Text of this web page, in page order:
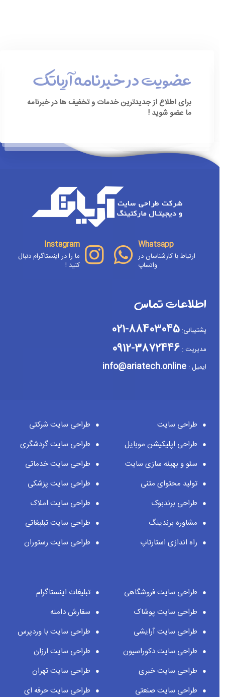
عضویت در خبرنامه آریاتک
برای اطلاع از جدیدترین خدمات و تخفیف ها در خبرنامه
ما عضو شوید !
Whatsapp
ارتباط با کارشناسان در
واتساپ
Instagram
ما را در اینستاگرام دنبال
کنید !
اطلاعات تماس
پشتیبانی:88403045-021
مدیریت :3872446-0912
ایمیل :info@ariatech.online
تبلیغات اینستاگرام
سفارش دامنه
طراحی سایت با وردپرس
طراحی سایت ارزان
طراحی سایت تهران
طراحی سایت حرفه ای
طراحی سایت فروشگاهی
طراحی سایت پوشاک
طراحی سایت آرایشی
طراحی سایت دکوراسیون
طراحی سایت خبری
طراحی سایت صنعتی
طراحی سایت شرکتی
طراحی سایت گردشگری
طراحی سایت خدماتی
طراحی سایت پزشکی
طراحی سایت املاک
طراحی سایت تبلیغاتی
طراحی سایت رستوران
طراحی سایت
طراحی اپلیکیشن موبایل
سئو و بهینه سازی سایت
تولید محتوای متنی
طراحی برندبوک
مشاوره برندینگ
راه اندازی استارتاپ